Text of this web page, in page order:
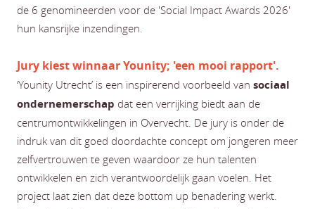
de 6 genomineerden voor de 'Social Impact Awards 2026'
hun kansrijke inzendingen.
Jury kiest winnaar Younity; 'een mooi rapport'.
‘Younity Utrecht’ is een inspirerend voorbeeld van sociaal
ondernemerschap dat een verrijking biedt aan de
centrumontwikkelingen in Overvecht. De jury is onder de
indruk van dit goed doordachte concept om jongeren meer
zelfvertrouwen te geven waardoor ze hun talenten
ontwikkelen en zich verantwoordelijk gaan voelen. Het
project laat zien dat deze bottom up benadering werkt.